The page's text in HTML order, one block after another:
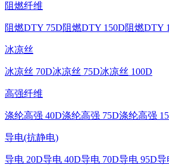
阻燃纤维
阻燃DTY 75D阻燃DTY 150D阻燃DTY
冰凉丝
冰凉丝 70D冰凉丝 75D冰凉丝 100D
高强纤维
涤纶高强 40D涤纶高强 75D涤纶高强
导电(抗静电)
导电 20D导电 40D导电 70D导电 95D导